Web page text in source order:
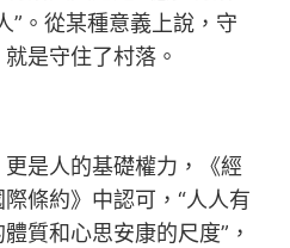
”。從某種意義上說，守
是守住了村落。
是人的基礎權力，《經
條約》中認可，“人人有
質和心思安康的尺度”，